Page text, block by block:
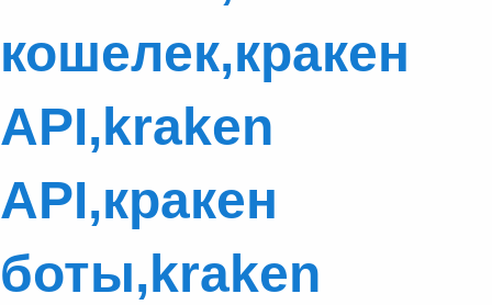
кошелек,кракен
API,kraken
API,кракен
боты,kraken